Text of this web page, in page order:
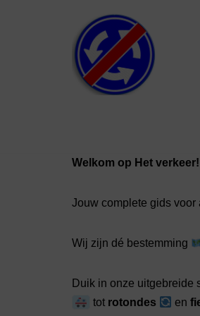
Welkom op Het verkeer!
Jouw complete gids
Wij zijn dé bestemming
Duik in onze uitgebreide
tot rotondes en